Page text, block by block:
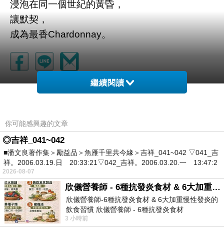
浸泡在同一個世紀的黃昏，
讓默契，
成為最香Chardonnay。
繼續閱讀
你可能感興趣的文章
◎吉祥_041~042
■潘文良著作集＞勵益品＞魚雁千里共今緣＞吉祥_041~042 ▽041_吉
祥。2006.03.19.日 20:33:21▽042_吉祥。2006.03.20.一 13:47:2
2026-08-07
欣儀營養師 - 6種抗發炎食材 & 6大加重慢性發炎的飲食習慣
欣儀營養師-6種抗發炎食材 & 6大加重慢性發炎的
飲食習慣 欣儀營養師 - 6種抗發炎食材
https://www.facebook.com/photo/?fbid=147
3 小時前